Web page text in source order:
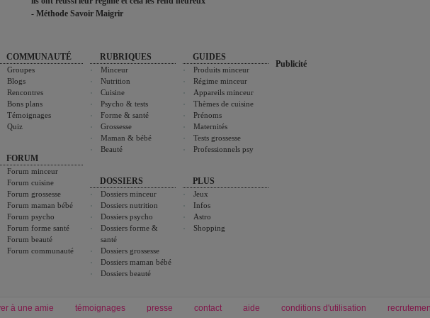
- Méthode Savoir Maigrir
COMMUNAUTÉ
Groupes
Blogs
Rencontres
Bons plans
Témoignages
Quiz
FORUM
Forum minceur
Forum cuisine
Forum grossesse
Forum maman bébé
Forum psycho
Forum forme santé
Forum beauté
Forum communauté
RUBRIQUES
Minceur
Nutrition
Cuisine
Psycho & tests
Forme & santé
Grossesse
Maman & bébé
Beauté
DOSSIERS
Dossiers minceur
Dossiers nutrition
Dossiers psycho
Dossiers forme &
santé
Dossiers grossesse
Dossiers maman bébé
Dossiers beauté
GUIDES
Produits minceur
Régime minceur
Appareils minceur
Thèmes de cuisine
Prénoms
Maternités
Tests grossesse
Professionnels psy
PLUS
Jeux
Infos
Astro
Shopping
Publicité
à une amie témoignages presse contact aide conditions d'utilisation